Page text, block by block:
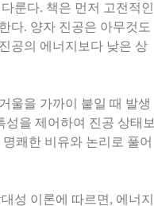
룬다. 책은 먼저 고전적인
다. 양자 진공은 아무것도
공의 에너지보다 낮은 상
울을 가까이 붙일 때 발생
성을 제어하여 진공 상태보
쾌한 비유와 논리로 풀어
성 이론에 따르면, 에너지